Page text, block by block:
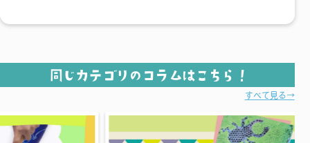
同じカテゴリのコラムはこちら！
すべて見る→